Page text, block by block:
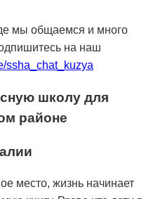
мы общаемся и много
на наш
ssha_chat_kuzya
школу для
районе
место, жизнь начинает